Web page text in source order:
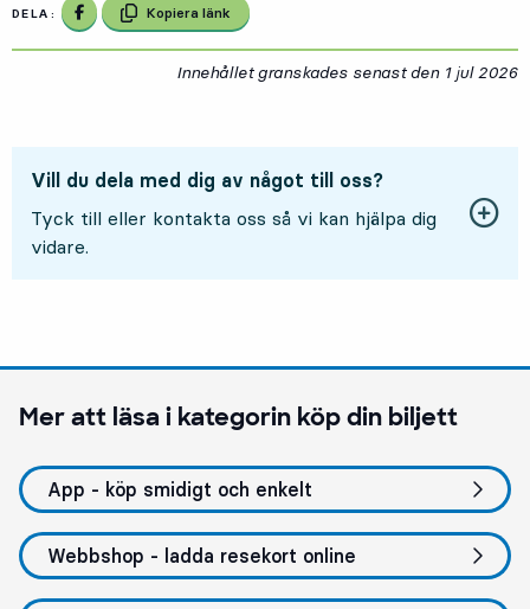
DELA: Dela på Facebook
Kopiera länk
Innehållet granskades senast den 1 jul 2026
Vill du dela med dig av något till oss?
Tyck till eller kontakta oss så vi kan hjälpa dig
vidare.
Mer att läsa i kategorin köp din biljett
App - köp smidigt och enkelt
Webbshop - ladda resekort online